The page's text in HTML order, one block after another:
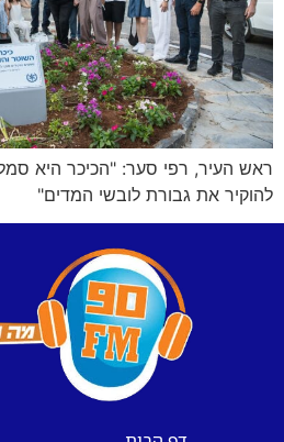
ראש העיר, רפי סער: "הכיכר היא
להוקיר את גבורת לובשי המדים"